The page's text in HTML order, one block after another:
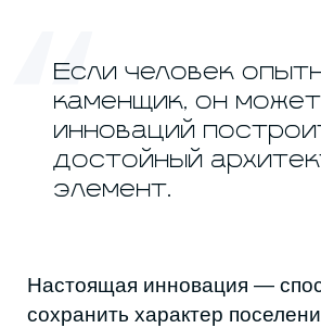
становятся соавторами, решения
собираются точнее и органичнее.
В будущем Гусенов видит вклад
в горную архитектуру Кавказа в
многоуровневость, работа с солнцем и
воздухом, материалы, которые
Архитектура, которую создают эти
команды, работает не ради эффекта,